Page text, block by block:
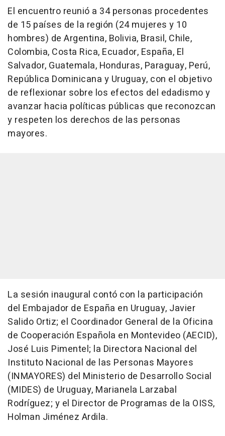
El encuentro reunió a 34 personas procedentes
de 15 países de la región (24 mujeres y 10
hombres) de Argentina, Bolivia, Brasil, Chile,
Colombia, Costa Rica, Ecuador, España, El
Salvador, Guatemala, Honduras, Paraguay, Perú,
República Dominicana y Uruguay, con el objetivo
de reflexionar sobre los efectos del edadismo y
avanzar hacia políticas públicas que reconozcan
y respeten los derechos de las personas
mayores.
La sesión inaugural contó con la participación
del Embajador de España en Uruguay, Javier
Salido Ortiz; el Coordinador General de la Oficina
de Cooperación Española en Montevideo (AECID),
José Luis Pimentel; la Directora Nacional del
Instituto Nacional de las Personas Mayores
(INMAYORES) del Ministerio de Desarrollo Social
(MIDES) de Uruguay, Marianela Larzabal
Rodríguez; y el Director de Programas de la OISS,
Holman Jiménez Ardila.